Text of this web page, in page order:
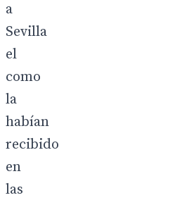
a
Sevilla
el
como
la
habían
recibido
en
las